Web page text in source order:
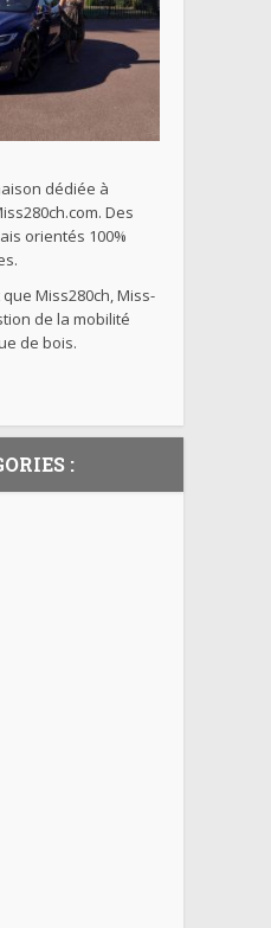
dédiée à
Des
orientés 100%
Miss280ch, Miss-
de la mobilité
de bois.
: